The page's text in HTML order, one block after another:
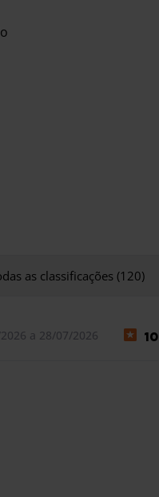
as classificações (120)
a 28/07/2026 10